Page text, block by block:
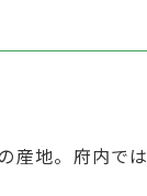
産地。府内で